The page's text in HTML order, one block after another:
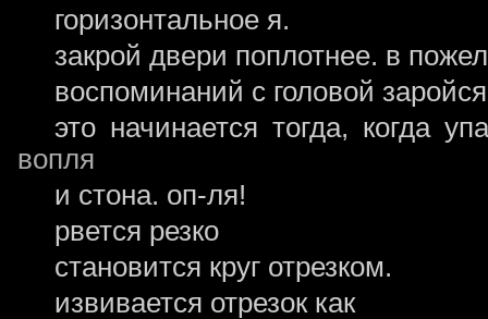
горизонтальное я.
закрой двери поплотнее. в
воспоминаний с головой
это начинается тогда, когда
вопля
и стона. оп-ля!
рвется резко
становится круг отрезком.
извивается отрезок как